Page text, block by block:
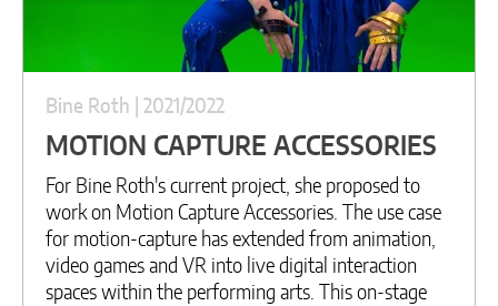
Bine Roth | 2021/2022
MOTION CAPTURE ACCESSORIES
For Bine Roth's current project, she proposed to
work on Motion Capture Accessories. The use case
for motion-capture has extended from animation,
video games and VR into live digital interaction
spaces within the performing arts. This on-stage